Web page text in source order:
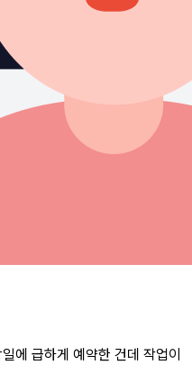
에 급하게 예약한 건데 작업이